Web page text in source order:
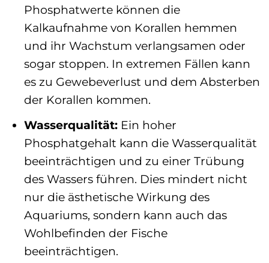
Phosphatwerte können die
Kalkaufnahme von Korallen hemmen
und ihr Wachstum verlangsamen oder
sogar stoppen. In extremen Fällen kann
es zu Gewebeverlust und dem Absterben
der Korallen kommen.
Wasserqualität:Ein hoher
Phosphatgehalt kann die Wasserqualität
beeinträchtigen und zu einer Trübung
des Wassers führen. Dies mindert nicht
nur die ästhetische Wirkung des
Aquariums, sondern kann auch das
Wohlbefinden der Fische
beeinträchtigen.